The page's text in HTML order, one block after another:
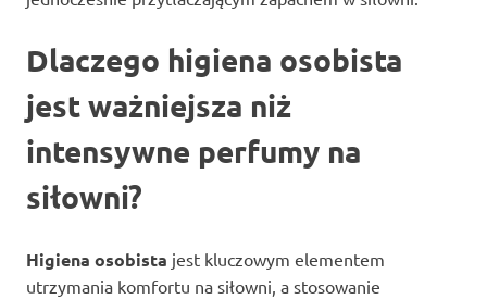
Dlaczego higiena osobista
jest ważniejsza niż
intensywne perfumy na
siłowni?
Higiena osobista jest kluczowym elementem
utrzymania komfortu na siłowni, a stosowanie